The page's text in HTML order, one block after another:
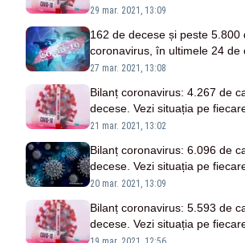
29 mar. 2021, 13:09
162 de decese și peste 5.800
coronavirus, în ultimele 24 de
județe
27 mar. 2021, 13:08
Bilanț coronavirus: 4.267 de
decese. Vezi situația pe
21 mar. 2021, 13:02
Bilanț coronavirus: 6.096 de cazuri noi și 112 de
decese. Vezi situația pe
20 mar. 2021, 13:09
Bilanț coronavirus: 5.593 de
decese. Vezi situația pe